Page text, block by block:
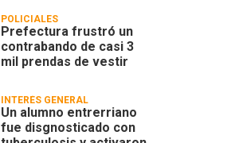
POLICIALES
Prefectura frustró un
contrabando de casi 3
mil prendas de vestir
INTERÉS GENERAL
Un alumno entrerriano
fue disgnosticado con